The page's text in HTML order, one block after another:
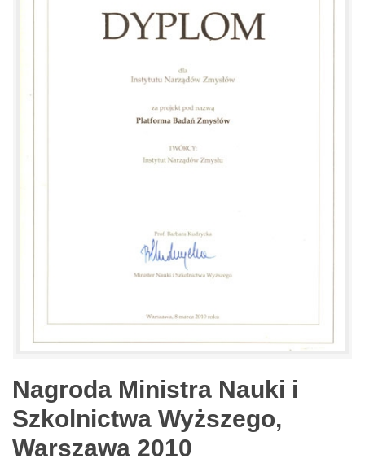
Nagroda Ministra Nauki i
Szkolnictwa Wyższego,
Warszawa 2010